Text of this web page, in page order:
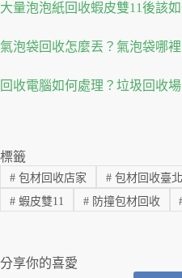
大量泡泡紙回收蝦皮雙11後該
氣泡袋回收怎麼丟？氣泡袋哪
回收電腦如何處理？垃圾回收
標籤
#包材回收店家 #包材回收臺北
#蝦皮雙11 #防撞包材回收
分享你的喜愛